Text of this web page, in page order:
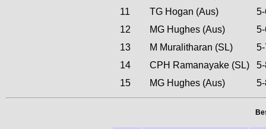
11
TG Hogan (Aus)
12
MG Hughes (Aus)
13
M Muralitharan (SL)
14
CPH Ramanayake (SL)
15
MG Hughes (Aus)